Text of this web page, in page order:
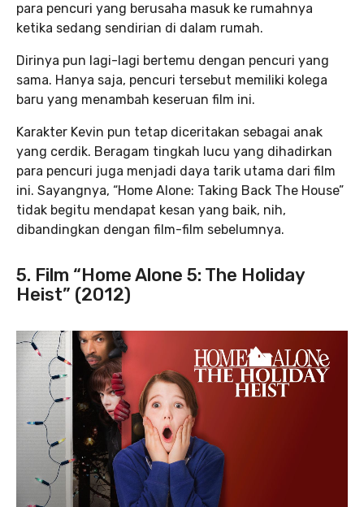
para pencuri yang berusaha masuk ke rumahnya
ketika sedang sendirian di dalam rumah.
Dirinya pun lagi-lagi bertemu dengan pencuri yang
sama. Hanya saja, pencuri tersebut memiliki kolega
baru yang menambah keseruan film ini.
Karakter Kevin pun tetap diceritakan sebagai anak
yang cerdik. Beragam tingkah lucu yang dihadirkan
para pencuri juga menjadi daya tarik utama dari film
ini. Sayangnya, “Home Alone: Taking Back The House”
tidak begitu mendapat kesan yang baik, nih,
dibandingkan dengan film-film sebelumnya.
5. Film “Home Alone 5: The Holiday
Heist” (2012)